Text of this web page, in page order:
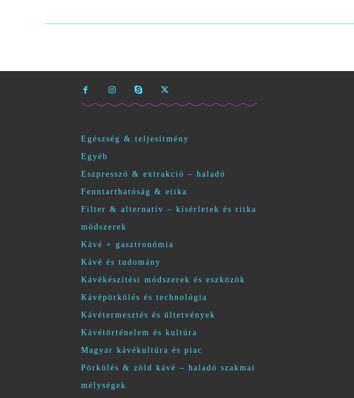
Egészség & teljesítmény
Egyéb
Eszpresszó & extrakció – haladó
Fenntarthatóság & etika
Filter & alternatív – kísérletek és ritka
módszerek
Kávé + gasztronómia
Kávé és tudomány
Kávékészítési módszerek és eszközök
Kávépörkölés és technológia
Kávétermesztés és ültetvények
Kávétörténelem és kultúra
Magyar kávékultúra és piac
Pörkölés & zöld kávé – haladó szakmai
mélységek